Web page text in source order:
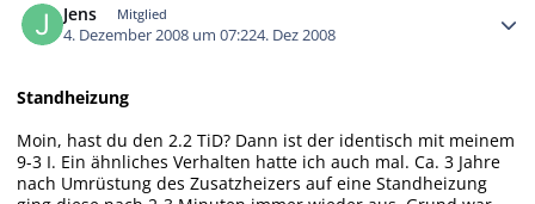
Jens Mitglied
4. Dezember 2008 um 07:224. Dez 2008
Standheizung
Moin, hast du den 2.2 TiD? Dann ist der identisch mit meinem
9-3 I. Ein ähnliches Verhalten hatte ich auch mal. Ca. 3 Jahre
nach Umrüstung des Zusatzheizers auf eine Standheizung